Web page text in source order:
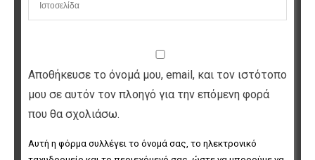
Αποθήκευσε το όνομά μου, email, και τον ιστότοπο
μου σε αυτόν τον πλοηγό για την επόμενη φορά
που θα σχολιάσω.
Αυτή η φόρμα συλλέγει το όνομά σας, το ηλεκτρονικό